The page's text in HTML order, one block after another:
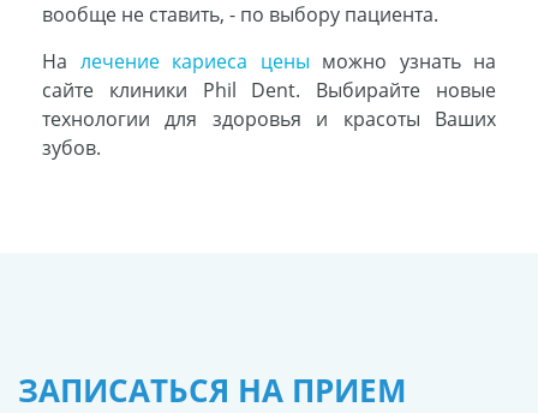
вообще не ставить, - по выбору пациента.
На лечение кариеса цены можно узнать на
сайте клиники Phil Dent. Выбирайте новые
технологии для здоровья и красоты Ваших
зубов.
ЗАПИСАТЬСЯ НА ПРИЕМ